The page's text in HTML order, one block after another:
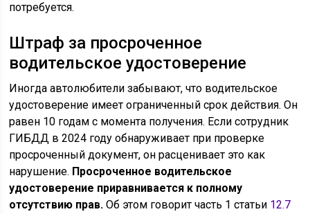
потребуется.
Штраф за просроченное
водительское удостоверение
Иногда автолюбители забывают, что водительское
удостоверение имеет ограниченный срок действия. Он
равен 10 годам с момента получения. Если сотрудник
ГИБДД в 2024 году обнаруживает при проверке
просроченный документ, он расценивает это как
нарушение. Просроченное водительское
удостоверение приравнивается к полному
отсутствию прав. Об этом говорит часть 1 статьи 12.7